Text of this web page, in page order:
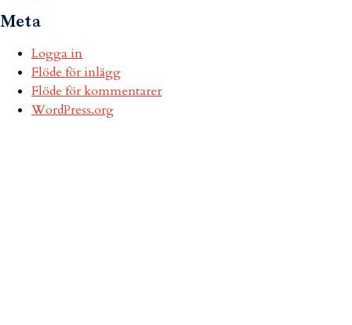
Meta
Logga in
Flöde för inlägg
Flöde för kommentarer
WordPress.org